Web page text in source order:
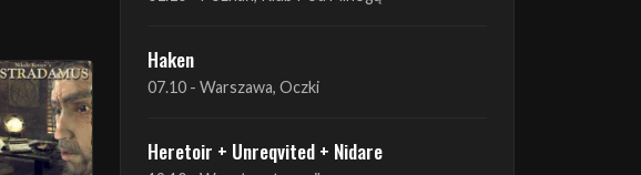
Heretoir + Unreqvited + Nidare
19.10 - Wrocław, Łącznik
THE SISTERS OF MERCY